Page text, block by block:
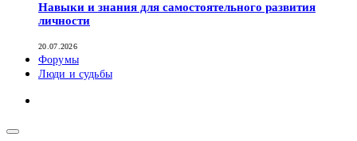
Навыки и знания для самостоятельного развития
личности
20.07.2026
Форумы
Люди и судьбы